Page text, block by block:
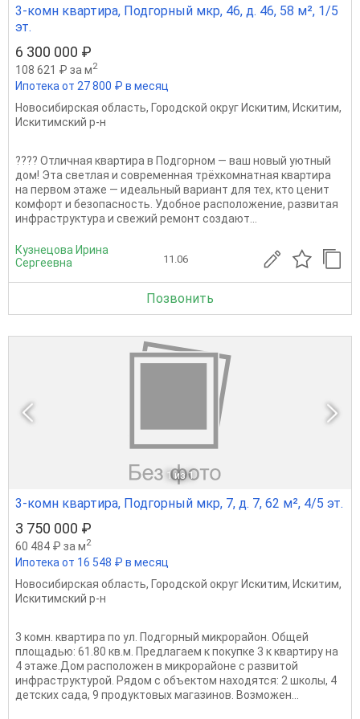
3-комн квартира, Подгорный мкр, 46, д. 46, 58 м², 1/5
эт.
6 300 000 ₽
108 621 ₽ за м2
Ипотека от 27 800 ₽ в месяц
Новосибирская область, Городской округ Искитим, Искитим,
Искитимский р-н
???? Отличная квартира в Подгорном — ваш новый уютный
дом! Эта светлая и современная трёхкомнатная квартира
на первом этаже — идеальный вариант для тех, кто ценит
комфорт и безопасность. Удобное расположение, развитая
инфраструктура и свежий ремонт создают...
Кузнецова Ирина
Сергеевна
11.06
Позвонить
1 из 1
3-комн квартира, Подгорный мкр, 7, д. 7, 62 м², 4/5 эт.
3 750 000 ₽
60 484 ₽ за м2
Ипотека от 16 548 ₽ в месяц
Новосибирская область, Городской округ Искитим, Искитим,
Искитимский р-н
3 комн. квартира по ул. Подгорный микрорайон. Общей
площадью: 61.80 кв.м. Предлагаем к покупке 3 к квартиру на
4 этаже.Дом расположен в микрорайоне с развитой
инфраструктурой. Рядом с объектом находятся: 2 школы, 4
детских сада, 9 продуктовых магазинов. Возможен...